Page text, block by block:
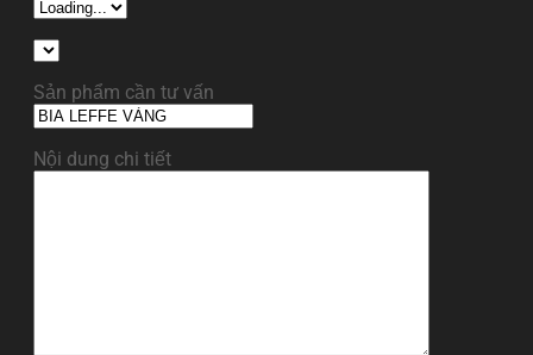
Sản phẩm cần tư vấn
Nội dung chi tiết